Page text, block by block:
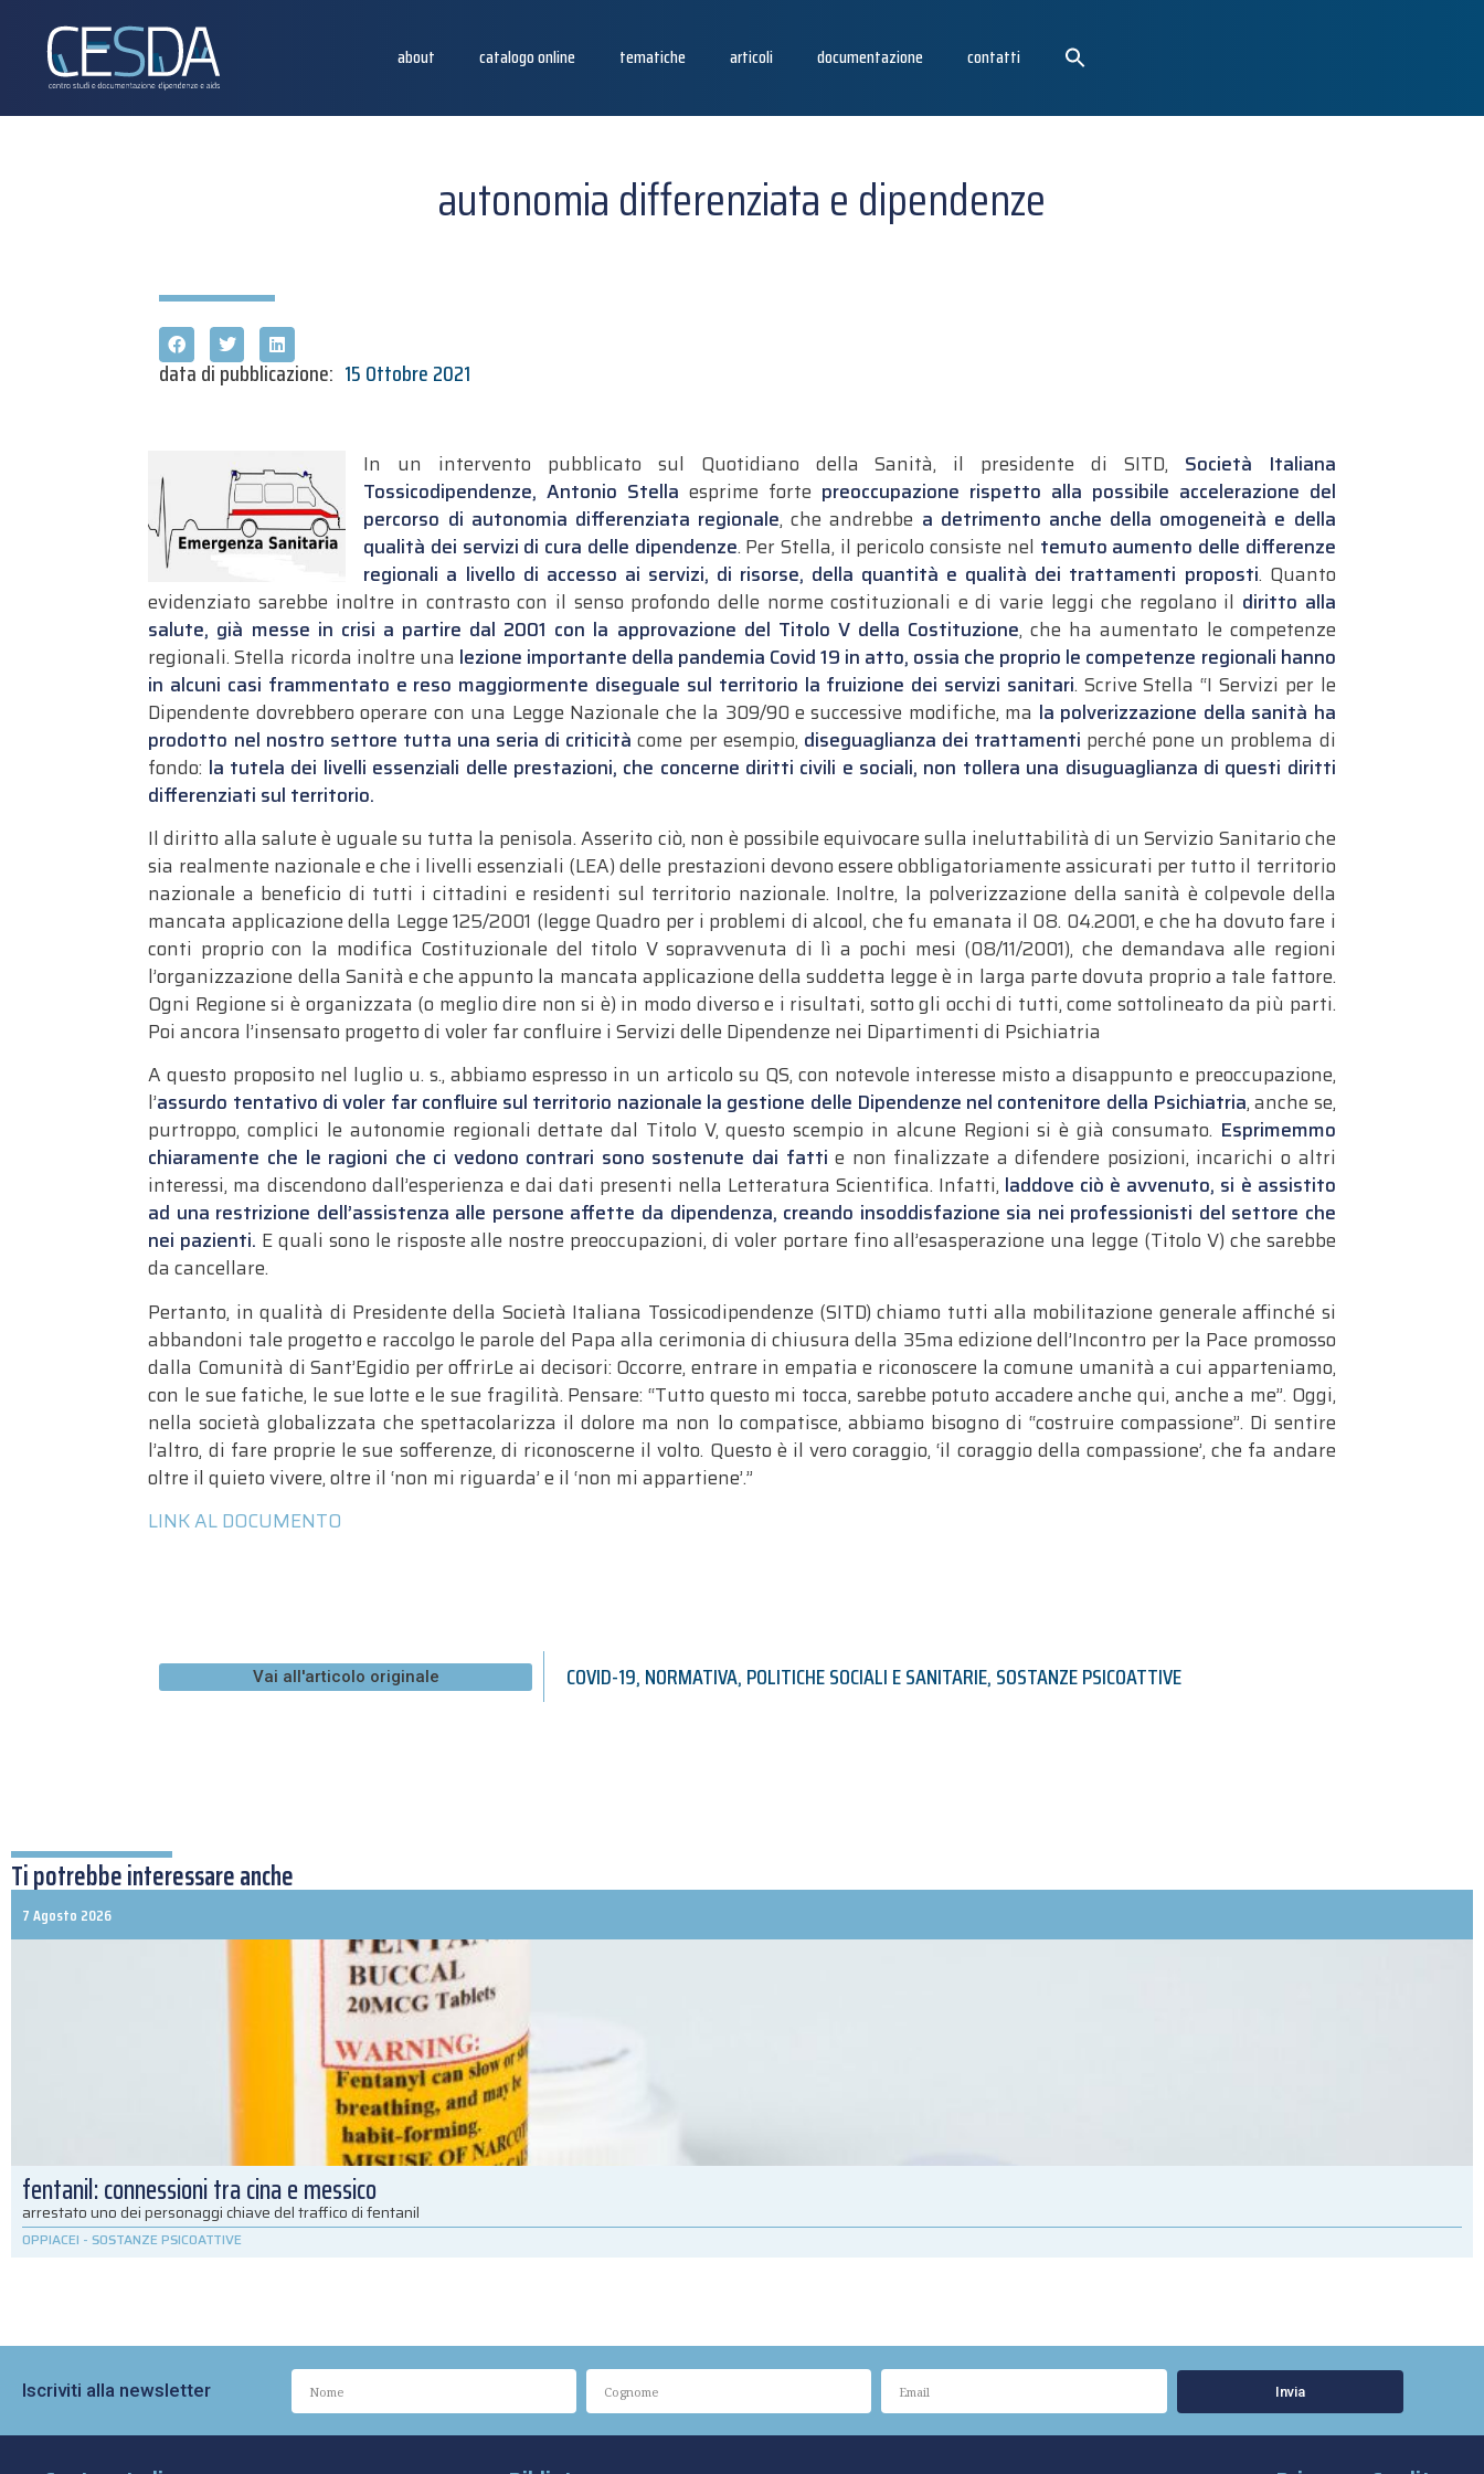
about catalogo online tematiche articoli documentazione contatti
autonomia differenziata e dipendenze
data di pubblicazione: 15 Ottobre 2021
In un intervento pubblicato sul Quotidiano della Sanità, il presidente di SITD, Società Italiana
Tossicodipendenze, Antonio Stella esprime forte preoccupazione rispetto alla possibile accelerazione del
percorso di autonomia differenziata regionale, che andrebbe a detrimento anche della omogeneità e della
qualità dei servizi di cura delle dipendenze. Per Stella, il pericolo consiste nel temuto aumento delle differenze
regionali a livello di accesso ai servizi, di risorse, della quantità e qualità dei trattamenti proposti. Quanto
evidenziato sarebbe inoltre in contrasto con il senso profondo delle norme costituzionali e di varie leggi che regolano il diritto alla
salute, già messe in crisi a partire dal 2001 con la approvazione del Titolo V della Costituzione, che ha aumentato le competenze
regionali. Stella ricorda inoltre una lezione importante della pandemia Covid 19 in atto, ossia che proprio le competenze regionali hanno
in alcuni casi frammentato e reso maggiormente diseguale sul territorio la fruizione dei servizi sanitari. Scrive Stella “I Servizi per le
Dipendente dovrebbero operare con una Legge Nazionale che la 309/90 e successive modifiche, ma la polverizzazione della sanità ha
prodotto nel nostro settore tutta una seria di criticità come per esempio, diseguaglianza dei trattamenti perché pone un problema di
fondo: la tutela dei livelli essenziali delle prestazioni, che concerne diritti civili e sociali, non tollera una disuguaglianza di questi diritti
differenziati sul territorio.
Il diritto alla salute è uguale su tutta la penisola. Asserito ciò, non è possibile equivocare sulla ineluttabilità di un Servizio Sanitario che
sia realmente nazionale e che i livelli essenziali (LEA) delle prestazioni devono essere obbligatoriamente assicurati per tutto il territorio
nazionale a beneficio di tutti i cittadini e residenti sul territorio nazionale. Inoltre, la polverizzazione della sanità è colpevole della
mancata applicazione della Legge 125/2001 (legge Quadro per i problemi di alcool, che fu emanata il 08. 04.2001, e che ha dovuto fare i
conti proprio con la modifica Costituzionale del titolo V sopravvenuta di lì a pochi mesi (08/11/2001), che demandava alle regioni
l’organizzazione della Sanità e che appunto la mancata applicazione della suddetta legge è in larga parte dovuta proprio a tale fattore.
Ogni Regione si è organizzata (o meglio dire non si è) in modo diverso e i risultati, sotto gli occhi di tutti, come sottolineato da più parti.
Poi ancora l’insensato progetto di voler far confluire i Servizi delle Dipendenze nei Dipartimenti di Psichiatria
A questo proposito nel luglio u. s., abbiamo espresso in un articolo su QS, con notevole interesse misto a disappunto e preoccupazione,
l’assurdo tentativo di voler far confluire sul territorio nazionale la gestione delle Dipendenze nel contenitore della Psichiatria, anche se,
purtroppo, complici le autonomie regionali dettate dal Titolo V, questo scempio in alcune Regioni si è già consumato. Esprimemmo
chiaramente che le ragioni che ci vedono contrari sono sostenute dai fatti e non finalizzate a difendere posizioni, incarichi o altri
interessi, ma discendono dall’esperienza e dai dati presenti nella Letteratura Scientifica. Infatti, laddove ciò è avvenuto, si è assistito
ad una restrizione dell’assistenza alle persone affette da dipendenza, creando insoddisfazione sia nei professionisti del settore che
nei pazienti. E quali sono le risposte alle nostre preoccupazioni, di voler portare fino all’esasperazione una legge (Titolo V) che sarebbe
da cancellare.
Pertanto, in qualità di Presidente della Società Italiana Tossicodipendenze (SITD) chiamo tutti alla mobilitazione generale affinché si
abbandoni tale progetto e raccolgo le parole del Papa alla cerimonia di chiusura della 35ma edizione dell’Incontro per la Pace promosso
dalla Comunità di Sant’Egidio per offrirLe ai decisori: Occorre, entrare in empatia e riconoscere la comune umanità a cui apparteniamo,
con le sue fatiche, le sue lotte e le sue fragilità. Pensare: “Tutto questo mi tocca, sarebbe potuto accadere anche qui, anche a me”. Oggi,
nella società globalizzata che spettacolarizza il dolore ma non lo compatisce, abbiamo bisogno di “costruire compassione”. Di sentire
l’altro, di fare proprie le sue sofferenze, di riconoscerne il volto. Questo è il vero coraggio, ‘il coraggio della compassione’, che fa andare
oltre il quieto vivere, oltre il ‘non mi riguarda’ e il ‘non mi appartiene’.”
LINK AL DOCUMENTO
Vai all'articolo originale COVID-19,NORMATIVA,POLITICHE SOCIALI E SANITARIE,SOSTANZE PSICOATTIVE
Ti potrebbe interessare anche
7 Agosto 2026
fentanil: connessioni tra cina e messico
arrestato uno dei personaggi chiave del traffico di fentanil
OPPIACEI - SOSTANZE PSICOATTIVE
Iscriviti alla newsletter Invia